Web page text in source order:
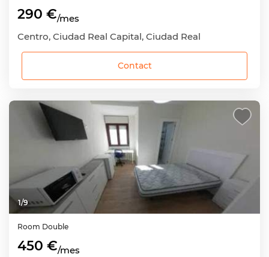
290 €/mes
Centro, Ciudad Real Capital, Ciudad Real
Contact
1/9
Room Double
450 €/mes